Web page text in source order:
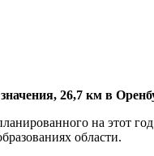
26,7 км в
на
области.